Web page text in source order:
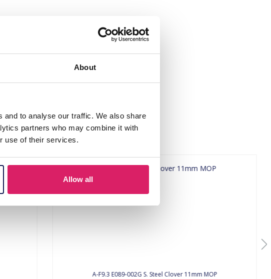
About
and to analyse our traffic. We also share
partners who may combine it with
use of their services.
Allow all
A-F9.3 E089-002G S. Steel Clover 11mm MOP